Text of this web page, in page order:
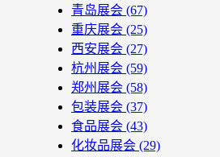
青岛展会 (67)
重庆展会 (25)
西安展会 (27)
杭州展会 (59)
郑州展会 (58)
包装展会 (37)
食品展会 (43)
化妆品展会 (29)